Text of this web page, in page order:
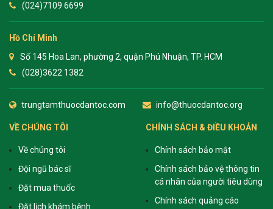
(024)7109 6699
Hồ Chí Minh
Số 145 Hoa Lan, phường 2, quận Phú Nhuận, TP. HCM
(028)3622 1382
trungtamthuocdantoc.com info@thuocdantoc.org
VỀ CHÚNG TÔI
Về chúng tôi
Đội ngũ bác sĩ
Đặt mua thuốc
Đặt lịch khám bệnh
CHÍNH SÁCH & ĐIỀU KHOẢN
Chính sách bảo mật
Chính sách bảo vệ thông tin
cá nhân của người tiêu dùng
Chính sách quảng cáo